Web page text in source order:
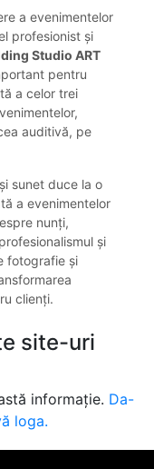
a evenimentelor
profesionist și
Studio ART
pentru
a celor trei
auditivă, pe
sunet duce la o
a evenimentelor
nunți,
și
fotografie și
clienți.
site-uri
informație. Da-
loga.